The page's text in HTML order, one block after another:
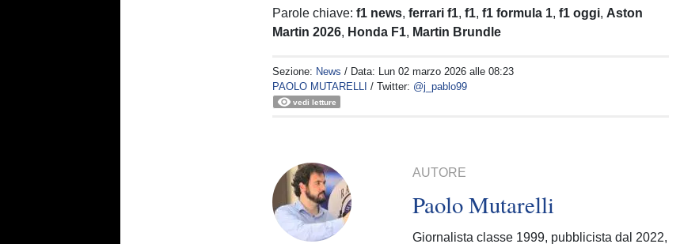
Parole chiave:f1 news,ferrari f1,f1,f1 formula 1,f1 oggi, Aston
Martin 2026, Honda F1, Martin Brundle
Sezione: News / Data: Lun 02 marzo 2026 alle 08:23
PAOLO MUTARELLI / Twitter: @j_pablo99
vedi letture
AUTORE
Paolo Mutarelli
Giornalista classe 1999, pubblicista dal 2022,